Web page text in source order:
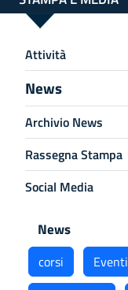
Attività
News
Archivio News
Rassegna Stampa
Social Media
News
corsi Eventi